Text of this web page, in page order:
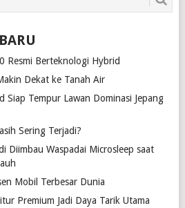
Resmi Berteknologi Hybrid
Dekat ke Tanah Air
Siap Tempur Lawan Dominasi Jepang
Sering Terjadi?
Diimbau Waspadai Microsleep saat
Mobil Terbesar Dunia
Premium Jadi Daya Tarik Utama